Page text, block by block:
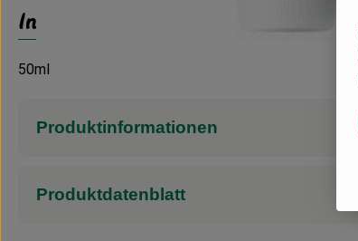
Info
50ml
Produktinformationen
Produktdatenblatt